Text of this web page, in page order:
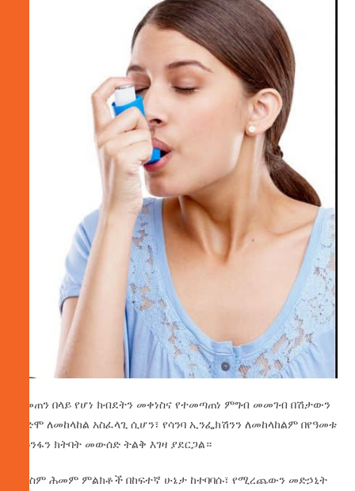
ከመጠን በላይ የሆነ ክብደትን መቀነስና የተመጣጠነ ምግብ መመገብ በሽታውን
ቀድሞ ለመከላከል አስፈላጊ ሲሆን፣ የሳንባ ኢንፌክሽንን ለመከላከልም በየዓመቱ
የጉንፋን ክትባት መውሰድ ትልቅ እገዛ ያደርጋል።
የአስም ሕመም ምልክቶች በከፍተኛ ሁኔታ ከተባባሱ፣ የሚረጨውን መድኃኒት